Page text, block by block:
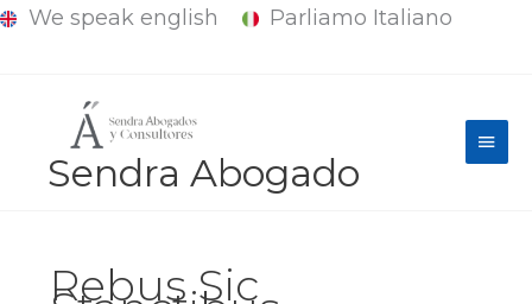
We speak english Parliamo Italiano
Sendra Abogado
Rebus Sic